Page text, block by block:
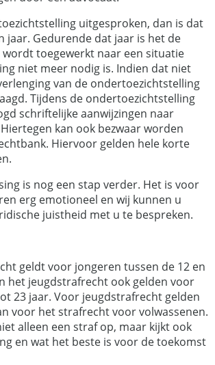
uitgesproken, dan is dat
jaar. Gedurende dat jaar is het de
toegewerkt naar een situatie
niet meer nodig is. Indien dat niet
van de ondertoezichtstelling
Tijdens de ondertoezichtstelling
schriftelijke aanwijzingen naar
kan ook bezwaar worden
Hiervoor gelden hele korte
is nog een stap verder. Het is voor
erg emotioneel en wij kunnen u
juistheid met u te bespreken.
geldt voor jongeren tussen de 12 en
het jeugdstrafrecht ook gelden voor
23 jaar. Voor jeugdstrafrecht gelden
voor het strafrecht voor volwassenen.
alleen een straf op, maar kijkt ook
en wat het beste is voor de toekomst